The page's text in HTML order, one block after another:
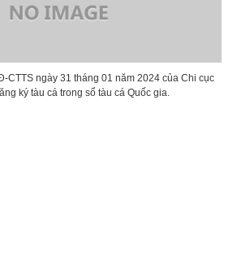
CTTS ngày 31 tháng 01 năm 2024 của Chi cục
ký tàu cá trong sổ tàu cá Quốc gia.